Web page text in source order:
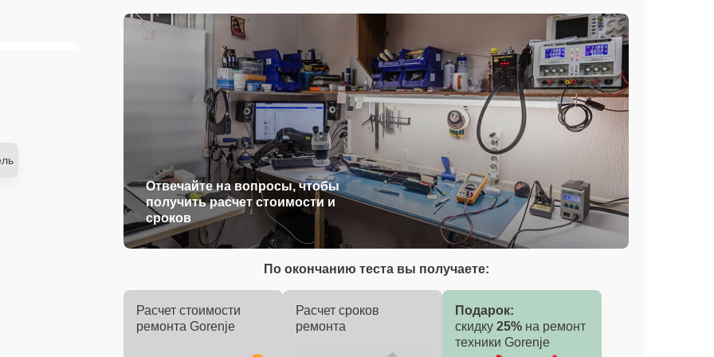
Отвечайте на вопросы, чтобы
получить расчет стоимости и
сроков
По окончанию теста вы получаете:
Расчет стоимости
ремонта Gorenje
Расчет сроков
ремонта
Подарок:
скидку 25% на ремонт
техники Gorenje